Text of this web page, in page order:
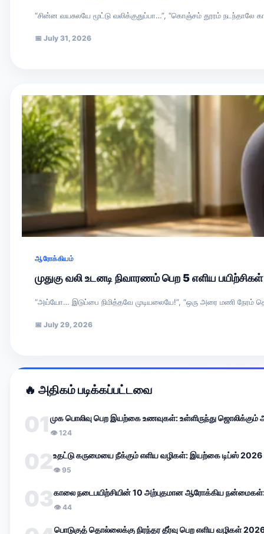
“சின்ன வயசுலயே மூட்டு வலிக்குதுப்பா…”, “கொஞ்சம் தூரம்
📅 July 31, 2026
ஆரோக்கியம்
முதுகு வலி உடனடி நிவாரணம் பெற 5 எளிய
“அய்யோ… இடுப்பை நிமித்தவே முடியலையே!”, “ஒரு அரை மணி நேரம்
📅 July 29, 2026
🔥 அதிகம் படிக்கப்பட்டவை
01 முக பொலிவு பெற இயற்கை உணவுகள்: உள்ளிருந்து ஜொலிக்கும்
👁 124
02உதட்டு கருமையை நீக்கும் எளிய வழிகள்: இயற்கை டிப்ஸ் 2026
👁 95
03காலை நடைபயிற்சியின் 10 அற்புதமான ஆரோக்கிய
👁 44
பொடுகுத் தொல்லைக்கு நிரந்தர தீர்வு பெற எளிய வழிகள்